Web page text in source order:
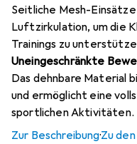
Seitliche Mesh-
Luftzirkulation, um die
Trainings zu
Uneingeschränkte
Das dehnbare Material
und ermöglicht eine
sportlichen Aktivitäten.
Zur Beschreibung·Zu